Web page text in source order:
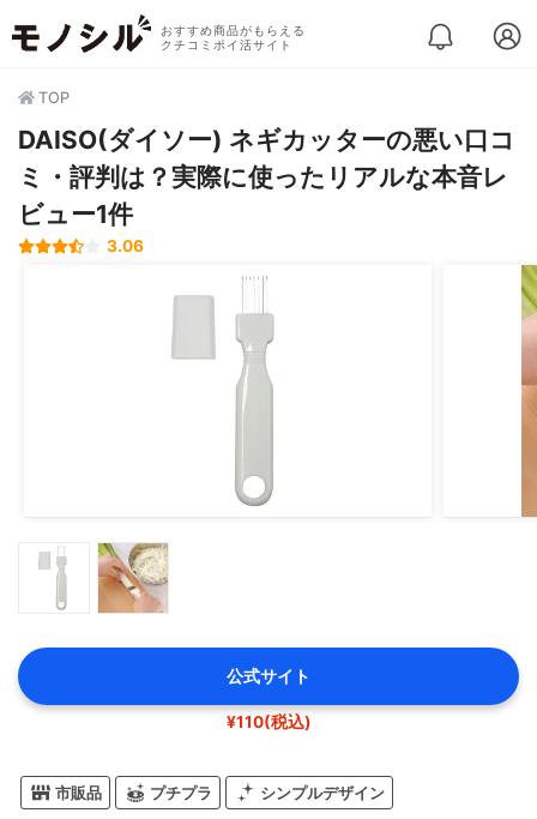
おすすめ商品がもらえる
クチコミポイ活サイト
TOP
DAISO(ダイソー) ネギカッターの悪い口コ
ミ・評判は？実際に使ったリアルな本音レ
ビュー1件
3.06
公式サイト
¥110(税込)
市販品 プチプラ シンプルデザイン